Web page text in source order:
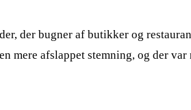
der bugner af butikker og
mere afslappet stemning, og der